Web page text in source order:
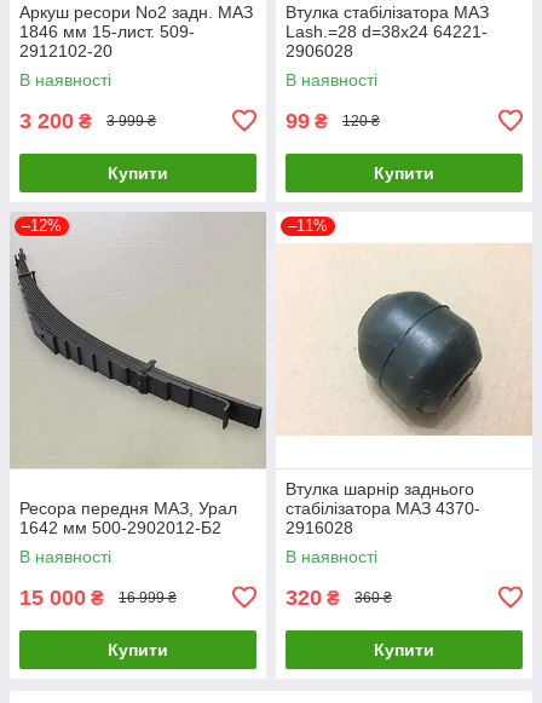
Аркуш ресори No2 задн. МАЗ
1846 мм 15-лист. 509-
2912102-20
В наявності
3 200 ₴ 3 999 ₴
Купити
Втулка стабілізатора МАЗ
Lash.=28 d=38х24 64221-
2906028
В наявності
99 ₴ 120 ₴
Купити
–12%
Ресора передня МАЗ, Урал
1642 мм 500-2902012-Б2
В наявності
15 000 ₴ 16 999 ₴
Купити
–11%
Втулка шарнір заднього
стабілізатора МАЗ 4370-
2916028
В наявності
320 ₴ 360 ₴
Купити